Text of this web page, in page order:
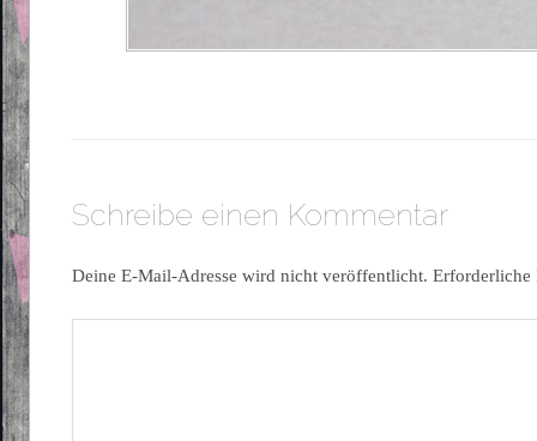
Schreibe einen Kommentar
Deine E-Mail-Adresse wird nicht veröffentlicht.